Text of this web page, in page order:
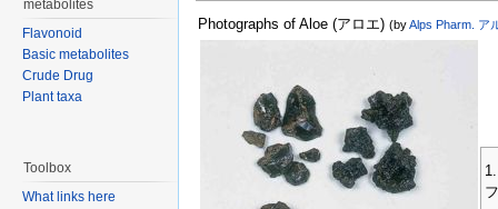
Photographs of Aloe (アロエ) (byAlps Pharm. ア
metabolites
Flavonoid
Basic metabolites
Crude Drug
Plant taxa
Toolbox
What links here